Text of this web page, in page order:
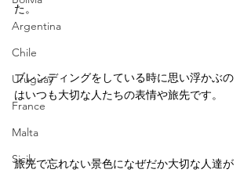
Argentina
Chile
Uruguay
France
Malta
Sicily
た。
ブレンディングをしている時に思い浮かぶの
はいつも大切な人たちの表情や旅先です。
旅先で忘れない景色になぜだか大切な人達が